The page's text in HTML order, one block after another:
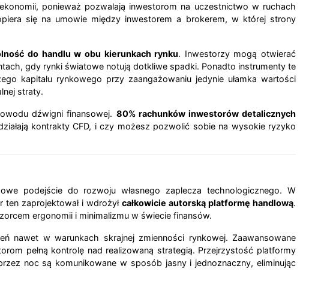
ponieważ pozwalają inwestorom na uczestnictwo w ruchach
się na umowie między inwestorem a brokerem, w której strony
do handlu w obu kierunkach rynku. Inwestorzy mogą otwierać
gdy rynki światowe notują dotkliwe spadki. Ponadto instrumenty te
kapitału rynkowego przy zaangażowaniu jedynie ułamka wartości
straty.
dźwigni finansowej. 80% rachunków inwestorów detalicznych
kontrakty CFD, i czy możesz pozwolić sobie na wysokie ryzyko
podejście do rozwoju własnego zaplecza technologicznego. W
zaprojektował i wdrożył całkowicie autorską platformę handlową.
ergonomii i minimalizmu w świecie finansów.
nawet w warunkach skrajnej zmienności rynkowej. Zaawansowane
pełną kontrolę nad realizowaną strategią. Przejrzystość platformy
noc są komunikowane w sposób jasny i jednoznaczny, eliminując